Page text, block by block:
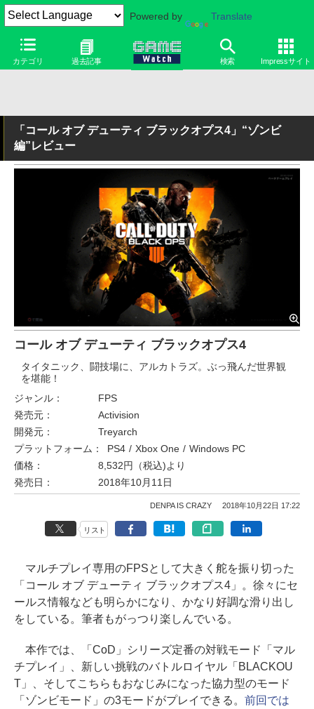
Powered by Translate
カテゴリ 過去記事 検索 Impressサイト
「コール オブ デューティ ブラックオプス4」“ゾンビ
編”レビュー
コール オブ デューティ ブラックオプス4
タイタニック、闘技場に、アルカトラズ。ぶっ飛んだ世界観
を堪能！
ジャンル：
FPS
発売元：
Activision
開発元：
Treyarch
プラットフォーム：
PS4 Xbox One
Windows PC
価格：
8,532円（税込)より
発売日：
2018年10月11日
DENPA IS CRAZY 2018年10月22日 17:22
リスト
マルチプレイ専用のFPSとして大きく舵を振り切った
「コール オブ デューティ ブラックオプス4」。徐々にセ
ールス情報なども明らかになり、かなり好調な滑り出し
をしている。筆者もがっつり楽しんでいる。
本作では、「CoD」シリーズ定番の対戦モード「マル
チプレイ」、新しい挑戦のバトルロイヤル「BLACKOU
T」、そしてこちらもおなじみになった協力型のモード
「ゾンビモード」の3モードがプレイできる。 前回では